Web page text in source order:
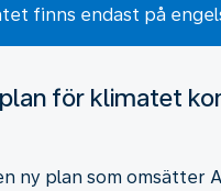
finns endast på
för klimatet
ny plan som omsätter